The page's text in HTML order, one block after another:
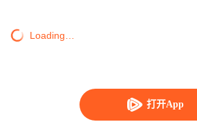
打开App
Loading…